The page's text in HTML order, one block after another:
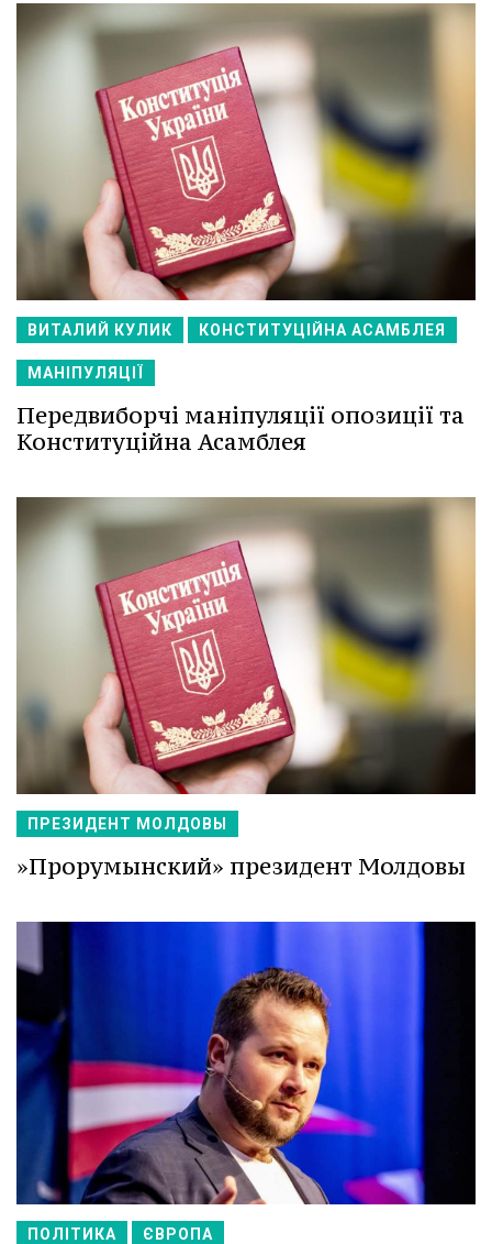
ВИТАЛИЙ КУЛИК КОНСТИТУЦІЙНА АСАМБЛЕЯ
МАНІПУЛЯЦІЇ
Передвиборчі маніпуляції опозиції та
Конституційна Асамблея
ПРЕЗИДЕНТ МОЛДОВЫ
»Прорумынский» президент Молдовы
ПОЛІТИКА ЄВРОПА